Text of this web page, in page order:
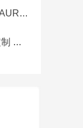
老车主
告